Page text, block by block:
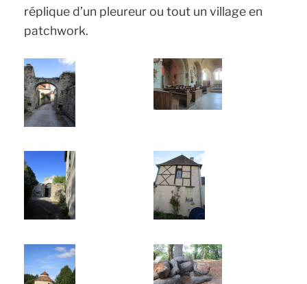
réplique d’un pleureur ou tout un village en
patchwork.